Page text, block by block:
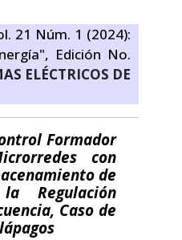
21 Núm. 1 (2024):
Edición No.
ELÉCTRICOS DE
Formador
con
de
Regulación
Caso de